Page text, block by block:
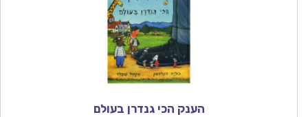
הענק הכי גנדרן בעולם